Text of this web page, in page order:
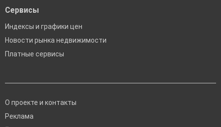
Сервисы
Индексы и графики цен
Новости рынка недвижимости
Платные сервисы
О проекте и контакты
Реклама